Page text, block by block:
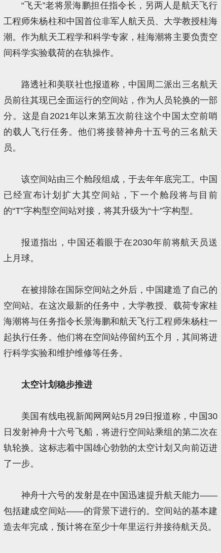
“飞天”老将景海鹏担任指令长，另两人是航天飞行
工程师朱杨柱和中国首位非军人航天员、大学教授桂海
潮。作为航天工程学和科学专家，桂海潮将主要负责空
间科学实验载荷的在轨操作。
路透社和美联社也报道称，中国周二派出三名航天
员前往其现已全面运行的空间站，作为人员轮换的一部
分。这是自2021年以来第五次前往这个中国太空前哨
的载人飞行任务。他们将接替神舟十五号的三名航天
员。
该空间站由三个舱段组成，于去年年底完工。中国
已经宣布计划扩大其空间站，下一个舱段将与目前
的“T”字构型空间站对接，将其升级为“十”字构型。
报道指出，中国还着眼于在2030年前将航天员送
上月球。
在被排除在国际空间站之外后，中国建造了自己的
空间站。在这次最新的任务中，大学教授、载荷专家桂
海潮将与任务指令长景海鹏和航天飞行工程师朱杨柱一
起执行任务。他们将在空间站停留约五个月，其间将进
行科学实验和维护维修等任务。
太空计划稳步推进
美国有线电视新闻网网站5月29日报道称，中国30
日发射神舟十六号飞船，将进行空间站乘组的第二次在
轨轮换。这标志着中国雄心勃勃的太空计划又向前迈进
了一步。
神舟十六号的发射是在中国迅速提升航天能力——
包括建成空间站——的背景下进行的。空间站的基本建
造去年完成，预计将在至少十年里运行并接待航天员。